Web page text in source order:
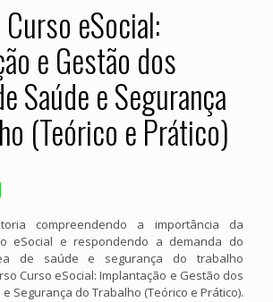
eSocial:
e Gestão dos
Saúde e Segurança
(Teórico e Prático)
compreendendo a importância da
eSocial e respondendo a demanda do
de saúde e segurança do trabalho
Curso eSocial: Implantação e Gestão dos
Segurança do Trabalho (Teórico e Prático).